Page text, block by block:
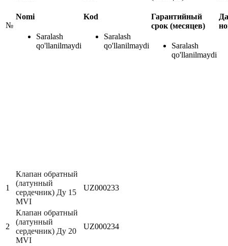
№
Nomi
Saralash
qo'llanilmaydi
Kod
Saralash
qo'llanilmaydi
Гарантийный
срок (месяцев)
Saralash
qo'llanilmaydi
1
Клапан обратный
(латунный
сердечник) Ду 15
MVI
UZ000233
2
Клапан обратный
(латунный
сердечник) Ду 20
MVI
UZ000234